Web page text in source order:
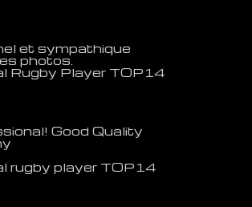
et sympathique
photos.
Rugby Player TOP14
Good Quality
rugby player TOP14